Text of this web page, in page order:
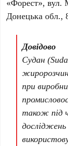
«Форест», вул.
Донецька обл.,
Довідово
Судан
при
також під